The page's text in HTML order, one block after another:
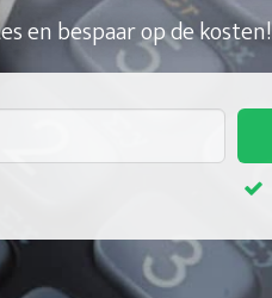
en bespaar op de kosten!